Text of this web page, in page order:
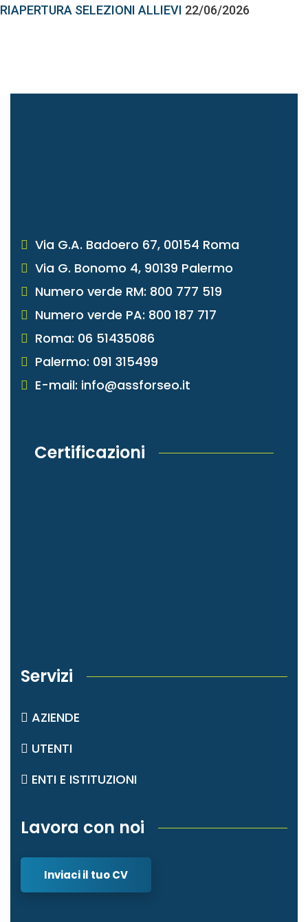
RIAPERTURA SELEZIONI ALLIEVI 22/06/2026
Via G.A. Badoero 67, 00154 Roma
Via G. Bonomo 4, 90139 Palermo
Numero verde RM: 800 777 519
Numero verde PA: 800 187 717
Roma: 06 51435086
Palermo: 091 315499
E-mail: info@assforseo.it
Certificazioni
Servizi
AZIENDE
UTENTI
ENTI E ISTITUZIONI
Lavora con noi
Inviaci il tuo CV